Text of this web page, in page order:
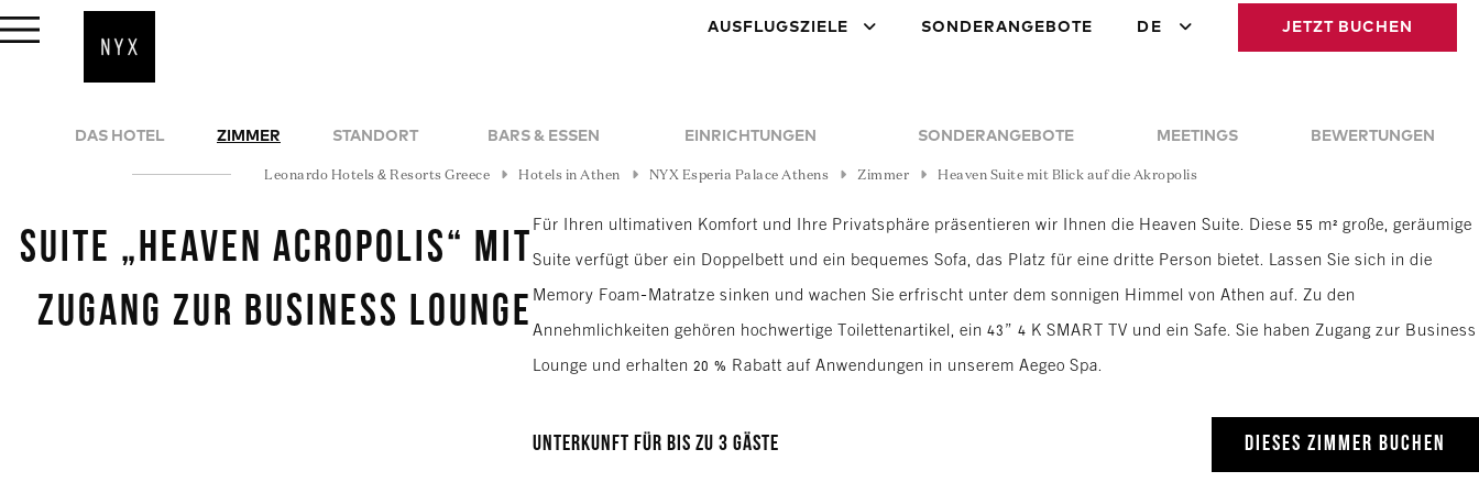
AUSFLUGSZIELE SONDERANGEBOTE DE JETZT BUCHEN
DAS HOTEL ZIMMER STANDORT BARS & ESSEN EINRICHTUNGEN SONDERANGEBOTE MEETINGS BEWERTUNGEN
Leonardo Hotels & Resorts Greece Hotels in Athen NYX Esperia Palace Athens Zimmer Heaven Suite mit Blick auf die Akropolis
Suite „Heaven Acropolis“ mit
Zugang zur Business Lounge
Für Ihren ultimativen Komfort und Ihre Privatsphäre präsentieren wir Ihnen die Heaven Suite. Diese 55 m² große, geräumige
Suite verfügt über ein Doppelbett und ein bequemes Sofa, das Platz für eine dritte Person bietet. Lassen Sie sich in die
Memory Foam-Matratze sinken und wachen Sie erfrischt unter dem sonnigen Himmel von Athen auf. Zu den
Annehmlichkeiten gehören hochwertige Toilettenartikel, ein 43” 4 K SMART TV und ein Safe. Sie haben Zugang zur Business
Lounge und erhalten 20 % Rabatt auf Anwendungen in unserem Aegeo Spa.
Unterkunft für bis zu 3 Gäste DIESES ZIMMER BUCHEN